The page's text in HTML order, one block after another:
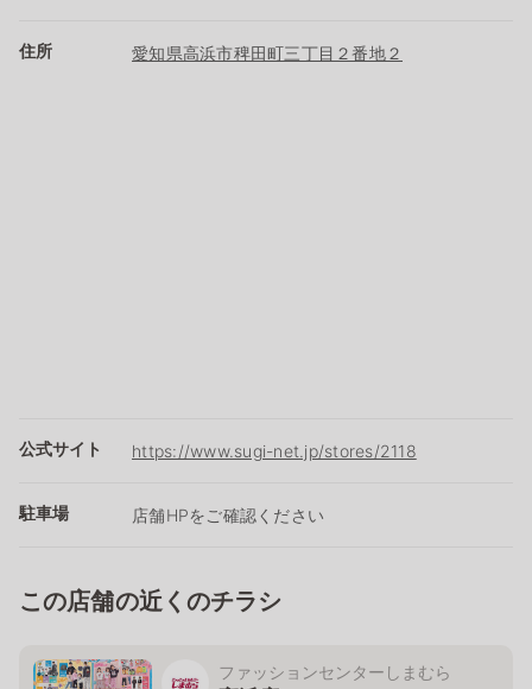
住所 愛知県高浜市稗田町三丁目２番地２
公式サイト https://www.sugi-net.jp/stores/2118
駐車場 店舗HPをご確認ください
この店舗の近くのチラシ
ファッションセンターしまむら